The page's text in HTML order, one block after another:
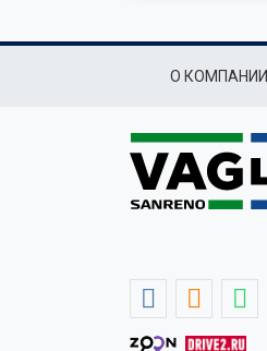
О КОМПАНИИ